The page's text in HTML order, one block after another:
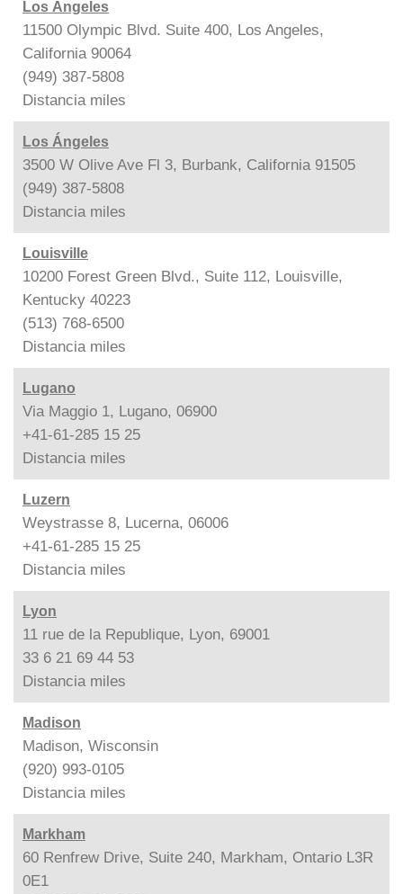
Los Ángeles
11500 Olympic Blvd. Suite 400, Los Angeles,
California 90064
(949) 387-5808
Distancia miles
Los Ángeles
3500 W Olive Ave Fl 3, Burbank, California 91505
(949) 387-5808
Distancia miles
Louisville
10200 Forest Green Blvd., Suite 112, Louisville,
Kentucky 40223
(513) 768-6500
Distancia miles
Lugano
Via Maggio 1, Lugano, 06900
+41-61-285 15 25
Distancia miles
Luzern
Weystrasse 8, Lucerna, 06006
+41-61-285 15 25
Distancia miles
Lyon
11 rue de la Republique, Lyon, 69001
33 6 21 69 44 53
Distancia miles
Madison
Madison, Wisconsin
(920) 993-0105
Distancia miles
Markham
60 Renfrew Drive, Suite 240, Markham, Ontario L3R
0E1